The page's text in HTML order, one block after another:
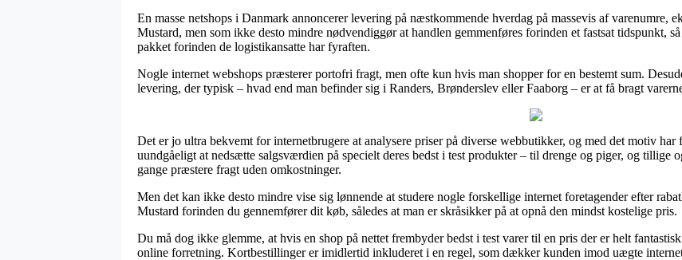
En masse netshops i Danmark annoncerer levering på næstkommende hverdag på massevis af varenumre,
Mustard, men som ikke desto mindre nødvendiggør at handlen gemmenføres forinden et fastsat tidspunkt,
pakket forinden de logistikansatte har fyraften.
Nogle internet webshops præsterer portofri fragt, men ofte kun hvis man shopper for en bestemt sum.
levering, der typisk – hvad end man befinder sig i Randers, Brønderslev eller Faaborg – er at få bragt
Det er jo ultra bekvemt for internetbrugere at analysere priser på diverse webbutikker, og med det motiv
uundgåeligt at nedsætte salgsværdien på specielt deres bedst i test produkter – til drenge og piger, og tillige
gange præstere fragt uden omkostninger.
Men det kan ikke desto mindre vise sig lønnende at studere nogle forskellige internet foretagender efter
Mustard forinden du gennemfører dit køb, således at man er skråsikker på at opnå den mindst kostelige pris.
Du må dog ikke glemme, at hvis en shop på nettet frembyder bedst i test varer til en pris der er helt
online forretning. Kortbestillinger er imidlertid inkluderet i en regel, som dækker kunden imod uægte